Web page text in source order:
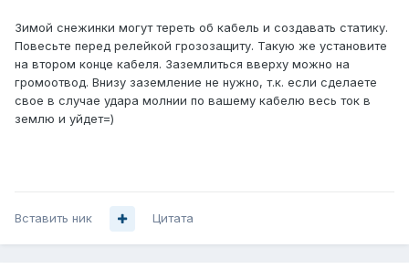
Зимой снежинки могут тереть об кабель и создавать статику.
Повесьте перед релейкой грозозащиту. Такую же установите
на втором конце кабеля. Заземлиться вверху можно на
громоотвод. Внизу заземление не нужно, т.к. если сделаете
свое в случае удара молнии по вашему кабелю весь ток в
землю и уйдет=)
Вставить ник Цитата